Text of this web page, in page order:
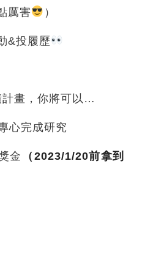
厲害 ）
&投履歷
畫，你將可以…
心完成研究
金
（2023/1/20前拿到